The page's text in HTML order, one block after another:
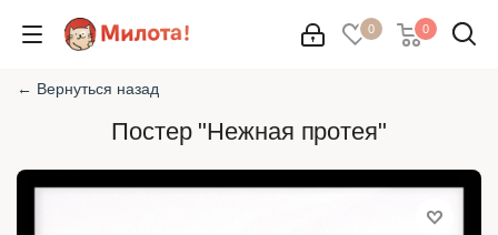
0 0
← Вернуться назад
Постер "Нежная протея"